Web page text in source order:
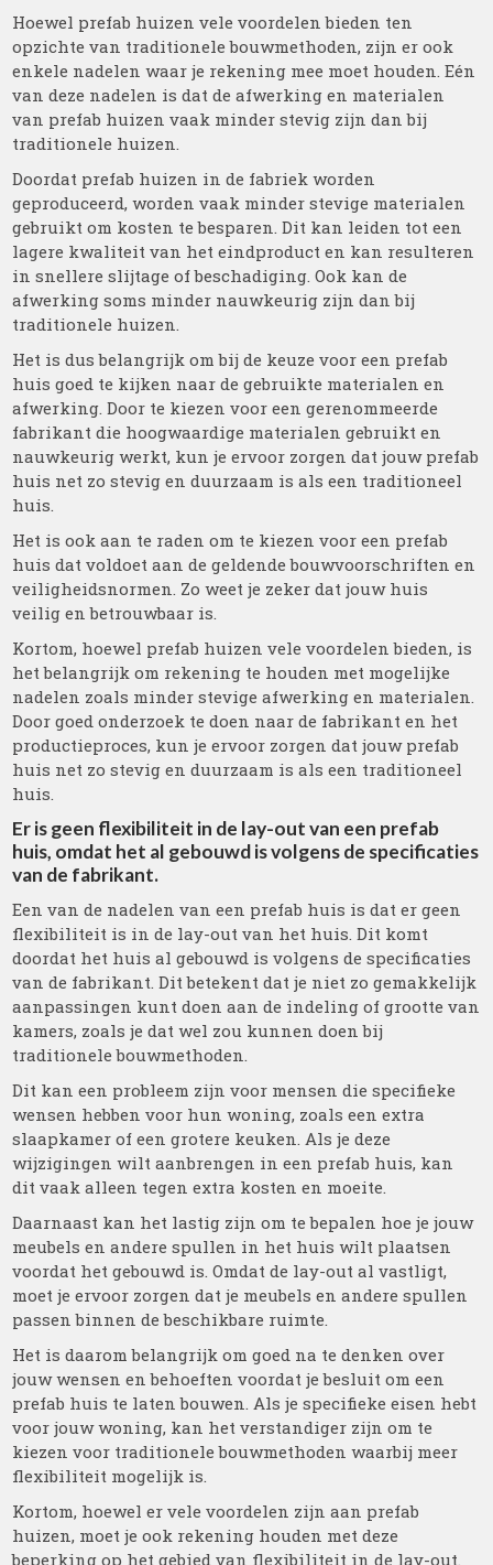
Hoewel prefab huizen vele voordelen bieden ten
opzichte van traditionele bouwmethoden, zijn er ook
enkele nadelen waar je rekening mee moet houden. Eén
van deze nadelen is dat de afwerking en materialen
van prefab huizen vaak minder stevig zijn dan bij
traditionele huizen.
Doordat prefab huizen in de fabriek worden
geproduceerd, worden vaak minder stevige materialen
gebruikt om kosten te besparen. Dit kan leiden tot een
lagere kwaliteit van het eindproduct en kan resulteren
in snellere slijtage of beschadiging. Ook kan de
afwerking soms minder nauwkeurig zijn dan bij
traditionele huizen.
Het is dus belangrijk om bij de keuze voor een prefab
huis goed te kijken naar de gebruikte materialen en
afwerking. Door te kiezen voor een gerenommeerde
fabrikant die hoogwaardige materialen gebruikt en
nauwkeurig werkt, kun je ervoor zorgen dat jouw prefab
huis net zo stevig en duurzaam is als een traditioneel
huis.
Het is ook aan te raden om te kiezen voor een prefab
huis dat voldoet aan de geldende bouwvoorschriften en
veiligheidsnormen. Zo weet je zeker dat jouw huis
veilig en betrouwbaar is.
Kortom, hoewel prefab huizen vele voordelen bieden, is
het belangrijk om rekening te houden met mogelijke
nadelen zoals minder stevige afwerking en materialen.
Door goed onderzoek te doen naar de fabrikant en het
productieproces, kun je ervoor zorgen dat jouw prefab
huis net zo stevig en duurzaam is als een traditioneel
huis.
Er is geen flexibiliteit in de lay-out van een prefab
huis, omdat het al gebouwd is volgens de specificaties
van de fabrikant.
Een van de nadelen van een prefab huis is dat er geen
flexibiliteit is in de lay-out van het huis. Dit komt
doordat het huis al gebouwd is volgens de specificaties
van de fabrikant. Dit betekent dat je niet zo gemakkelijk
aanpassingen kunt doen aan de indeling of grootte van
kamers, zoals je dat wel zou kunnen doen bij
traditionele bouwmethoden.
Dit kan een probleem zijn voor mensen die specifieke
wensen hebben voor hun woning, zoals een extra
slaapkamer of een grotere keuken. Als je deze
wijzigingen wilt aanbrengen in een prefab huis, kan
dit vaak alleen tegen extra kosten en moeite.
Daarnaast kan het lastig zijn om te bepalen hoe je jouw
meubels en andere spullen in het huis wilt plaatsen
voordat het gebouwd is. Omdat de lay-out al vastligt,
moet je ervoor zorgen dat je meubels en andere spullen
passen binnen de beschikbare ruimte.
Het is daarom belangrijk om goed na te denken over
jouw wensen en behoeften voordat je besluit om een
prefab huis te laten bouwen. Als je specifieke eisen hebt
voor jouw woning, kan het verstandiger zijn om te
kiezen voor traditionele bouwmethoden waarbij meer
flexibiliteit mogelijk is.
Kortom, hoewel er vele voordelen zijn aan prefab
huizen, moet je ook rekening houden met deze
beperking op het gebied van flexibiliteit in de lay-out.